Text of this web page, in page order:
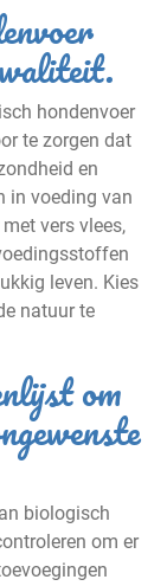
hondenvoer
te zorgen dat
en
in voeding van
vers vlees,
leven. Kies
natuur te
om
biologisch
om er